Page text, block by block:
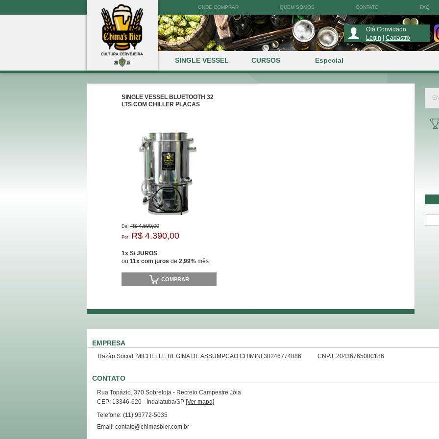
ONDE COMPRAR QUEM SOMOS CONTATO FAQ
Olá Convidado
Login
Cadastro
SINGLE VESSEL CURSOS Especial
SINGLE VESSEL BLUETOOTH 32
LTS COM CHILLER PLACAS
De: R$ 4.590,00
Por: R$ 4.390,00
1x S/ JUROS
ou 11x com juros de 2,99% mês
COMPRAR
EMPRESA
Razão Social: MICHELLE REGINA DE ASSUMPCAO CHIMINI 30246774886 CNPJ: 20436765000186
CONTATO
Rua Topázio, 370 Sobreloja - Recreio Campestre Jóia
CEP: 13346-620 - Indaiatuba/SP [Ver mapa]
Telefone: (11) 93772-5035
Email: contato@chimasbier.com.br